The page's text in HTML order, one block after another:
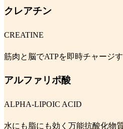
クレアチン
CREATINE
筋肉と脳でATPを即時チャージ
アルファリポ酸
ALPHA-LIPOIC ACID
水にも脂にも効く万能抗酸化物